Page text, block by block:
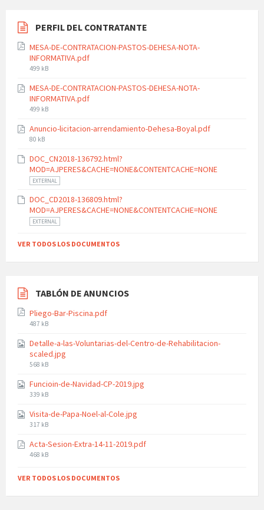
PERFIL DEL CONTRATANTE
MESA-DE-CONTRATACION-PASTOS-DEHESA-NOTA-
INFORMATIVA.pdf
File
499 kB
MESA-DE-CONTRATACION-PASTOS-DEHESA-NOTA-
INFORMATIVA.pdf
File
499 kB
Anuncio-licitacion-arrendamiento-Dehesa-Boyal.pdf
File
80 kB
DOC_CN2018-136792.html?
MOD=AJPERES&CACHE=NONE&CONTENTCACHE=NONE
EXTERNAL
DOC_CD2018-136809.html?
MOD=AJPERES&CACHE=NONE&CONTENTCACHE=NONE
EXTERNAL
VER TODOS LOS DOCUMENTOS
TABLÓN DE ANUNCIOS
Pliego-Bar-Piscina.pdf
File
487 kB
Detalle-a-las-Voluntarias-del-Centro-de-Rehabilitacion-
scaled.jpg
File
568 kB
Funcioin-de-Navidad-CP-2019.jpg
File
339 kB
Visita-de-Papa-Noel-al-Cole.jpg
File
317 kB
Acta-Sesion-Extra-14-11-2019.pdf
File
468 kB
VER TODOS LOS DOCUMENTOS